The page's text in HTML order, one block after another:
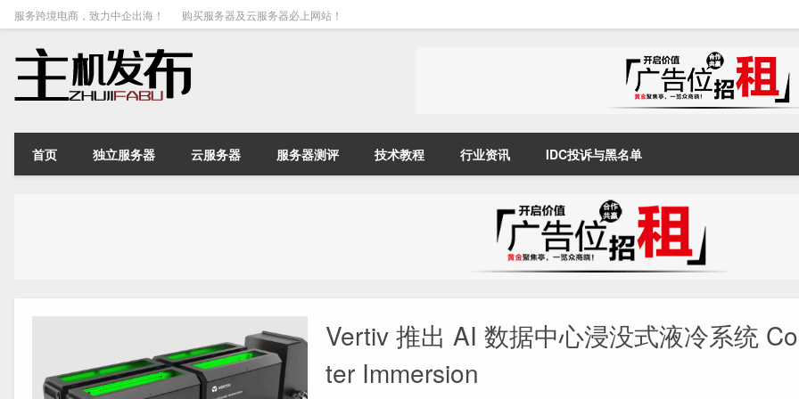
服务跨境电商，致力中企出海！ 购买服务器及云服务器必上网站！
首页 独立服务器 云服务器 服务器测评 技术教程 行业资讯 IDC投诉与黑名单
Vertiv 推出 AI 数据中心浸没式液冷系统
ter Immersion